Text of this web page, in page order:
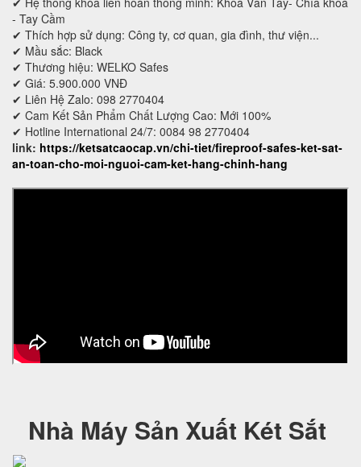
- Tay Cầm
✔ Thích hợp sử dụng: Công ty, cơ quan, gia đình, thư viện...
✔ Mầu sắc: Black
✔ Thương hiệu: WELKO Safes
✔ Giá: 5.900.000 VNĐ
✔ Liên Hệ Zalo: 098 2770404
✔ Cam Kết Sản Phẩm Chất Lượng Cao: Mới 100%
✔ Hotline International 24/7: 0084 98 2770404
link: https://ketsatcaocap.vn/chi-tiet/fireproof-safes-ket-sat-
an-toan-cho-moi-nguoi-cam-ket-hang-chinh-hang
Nhà Máy Sản Xuất Két Sắt